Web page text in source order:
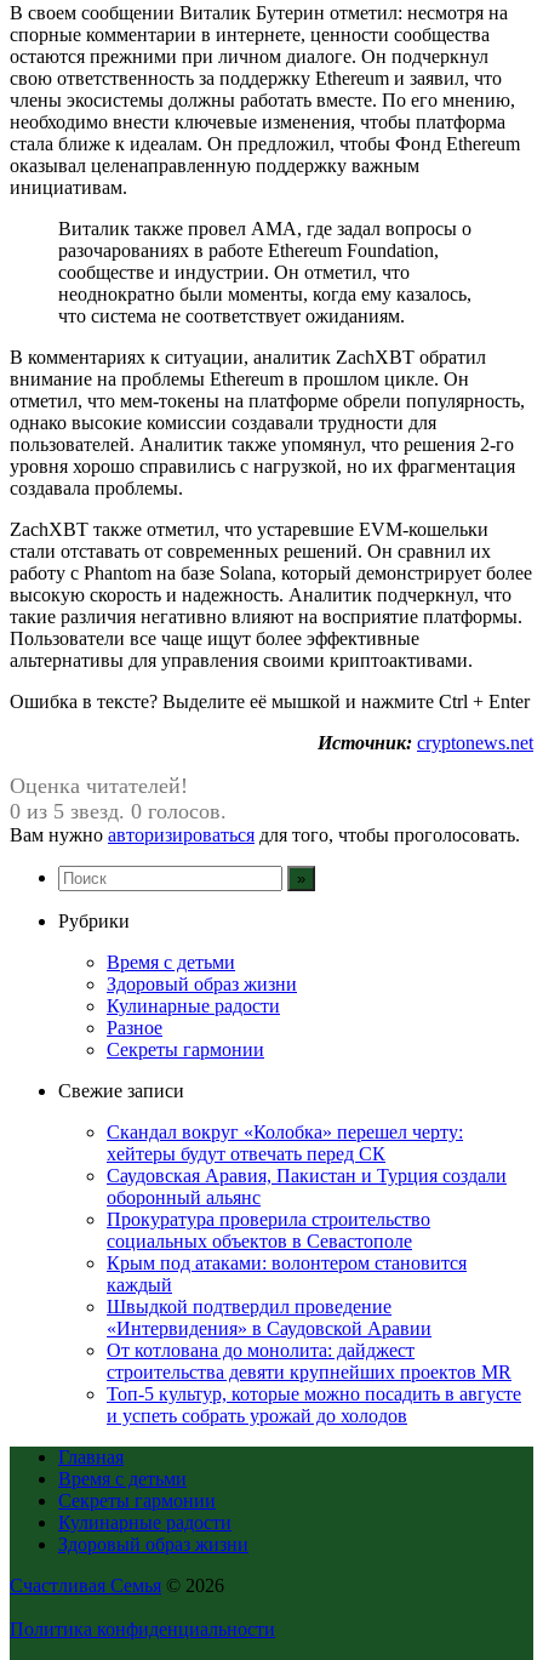
В своем сообщении Виталик Бутерин отметил: несмотря на
спорные комментарии в интернете, ценности сообщества
остаются прежними при личном диалоге. Он подчеркнул
свою ответственность за поддержку Ethereum и заявил, что
члены экосистемы должны работать вместе. По его мнению,
необходимо внести ключевые изменения, чтобы платформа
стала ближе к идеалам. Он предложил, чтобы Фонд Ethereum
оказывал целенаправленную поддержку важным
инициативам.
Виталик также провел AMA, где задал вопросы о
разочарованиях в работе Ethereum Foundation,
сообществе и индустрии. Он отметил, что
неоднократно были моменты, когда ему казалось,
что система не соответствует ожиданиям.
В комментариях к ситуации, аналитик ZachXBT обратил
внимание на проблемы Ethereum в прошлом цикле. Он
отметил, что мем-токены на платформе обрели популярность,
однако высокие комиссии создавали трудности для
пользователей. Аналитик также упомянул, что решения 2-го
уровня хорошо справились с нагрузкой, но их фрагментация
создавала проблемы.
ZachXBT также отметил, что устаревшие EVM-кошельки
стали отставать от современных решений. Он сравнил их
работу с Phantom на базе Solana, который демонстрирует более
высокую скорость и надежность. Аналитик подчеркнул, что
такие различия негативно влияют на восприятие платформы.
Пользователи все чаще ищут более эффективные
альтернативы для управления своими криптоактивами.
Ошибка в тексте? Выделите её мышкой и нажмите Ctrl + Enter
Источник: cryptonews.net
Оценка читателей!
0 из 5 звезд. 0 голосов.
Вам нужно авторизироваться для того, чтобы проголосовать.
Рубрики
Время с детьми
Здоровый образ жизни
Кулинарные радости
Разное
Секреты гармонии
Свежие записи
Скандал вокруг «Колобка» перешел черту:
хейтеры будут отвечать перед СК
Саудовская Аравия, Пакистан и Турция создали
оборонный альянс
Прокуратура проверила строительство
социальных объектов в Севастополе
Крым под атаками: волонтером становится
каждый
Швыдкой подтвердил проведение
«Интервидения» в Саудовской Аравии
От котлована до монолита: дайджест
строительства девяти крупнейших проектов MR
Топ-5 культур, которые можно посадить в августе
и успеть собрать урожай до холодов
Главная
Время с детьми
Секреты гармонии
Кулинарные радости
Здоровый образ жизни
Счастливая Семья © 2026
Политика конфиденциальности